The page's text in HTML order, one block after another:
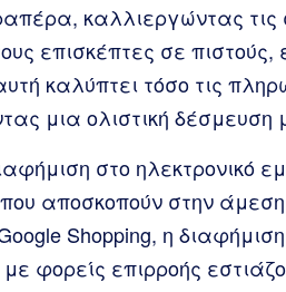
καλλιεργώντας
επισκέπτες σε
καλύπτει τόσο τις
μια ολιστική δέσμευση
στο ηλεκτρονικό
αποσκοπούν στην άμεση
Shopping, η
φορείς επιρροής